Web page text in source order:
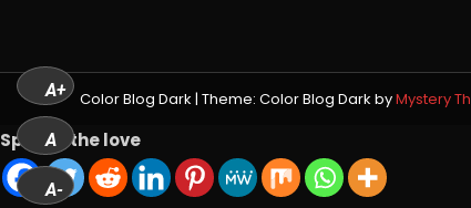
Color Blog Dark | Theme: Color Blog Dark byMystery
Spread the love
A+
A
A-